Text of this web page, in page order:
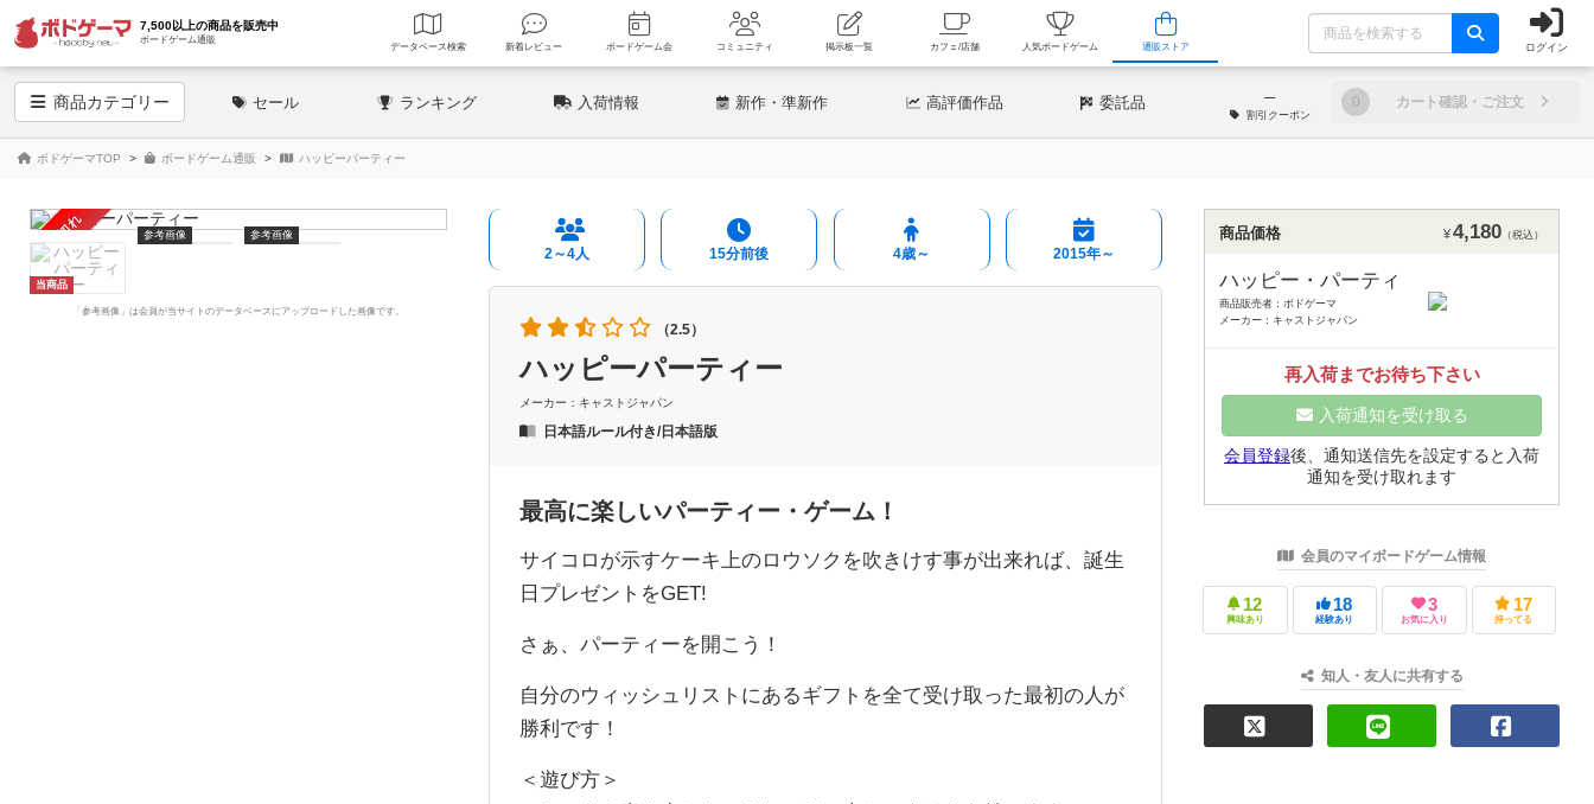
7,500以上の商品を販売中
ボードゲーム通販
データベース 検索 新着レビュー ボードゲーム会 コミュニティ 掲示板一覧 カフェ/店舗 人気ボードゲーム 通販ストア ログイン
商品カテゴリー セール ランキング 入荷情報 新作 ・準新作 高評価作品 委託品 ─
割引 クーポン
0 カート確認・ご注文
ボドゲーマTOP ボードゲーム通販 ハッピーパーティー
売り切れ
当商品
参考画像 参考画像
「参考画像」は会員が当サイトのデータベースにアップロードした画像です。
2～4人 15分前後 4歳～ 2015年～
（2.5）
ハッピーパーティー
メーカー：キャストジャパン
日本語ルール付き/日本語版
最高に楽しいパーティー・ゲーム！
サイコロが示すケーキ上のロウソクを吹きけす事が出来れば、誕生
日プレゼントをGET!
さぁ、パーティーを開こう！
自分のウィッシュリストにあるギフトを全て受け取った最初の人が
勝利です！
＜遊び方＞
商品価格 ¥4,180 （税込）
ハッピー・パーティ
商品販売者：ボドゲーマ
メーカー：キャストジャパン
再入荷までお待ち下さい
入荷通知を受け取る
会員登録後、通知送信先を設定すると入荷
通知を受け取れます
会員のマイボードゲーム情報
12
興味あり
18
経験あり
3
お気に入り
17
持ってる
知人・友人に共有する